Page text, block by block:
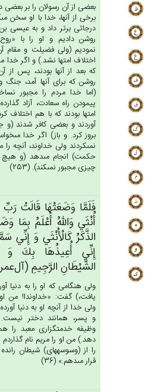
بعضى از آن رسولان را بر بعضى
برخى از آنها، خدا با او سخن
درجاتى برتر داد و به عيسى
روشن داديم و او را با
نموديم (ولى فضيلت و مقام آن
اختلاف امتها نشد.) و اگر خدا
كه بعد از آنها بودند، پس از
روشن كه براى آنها آمد، جنگ
(اما خدا مردم را مجبور
پيمودن راه سعادت، آزاد
امتها بودند كه با هم اختلاف
آوردند و بعضى كافر شدند
بروز كرد. و باز) اگر خدا
نمى‏كردند ولى خداوند، آنچه را
حكمت) انجام مى‏دهد (و
چيزى مجبور نمى‏كند). (253)
فَلَمَّا وَضَعَتْهَا قَالَت‌ْ
أُنْثَي‌ وَالله‌ُ أَعْلَم‌ُ
الذَّكَرُ كَالْأُنْثَي‌ وَ إِنِّي‌
إِنِّي‌ أُعِيذُهَا بِك‌َ وَ
الشَّيْطَان‌ِ الرَّجِيم‌ِ
ولى هنگامى كه او را به دنيا
يافت،) گفت: «خداوندا! من
ولى خدا از آنچه او به دنيا
و پسر، همانند دختر نيست.
وظيفه خدمتگزارى معبد را
دهد.) من او را مريم نام
را از (وسوسه‏هاى) شيطان
قرار مى‏دهم.» (36)